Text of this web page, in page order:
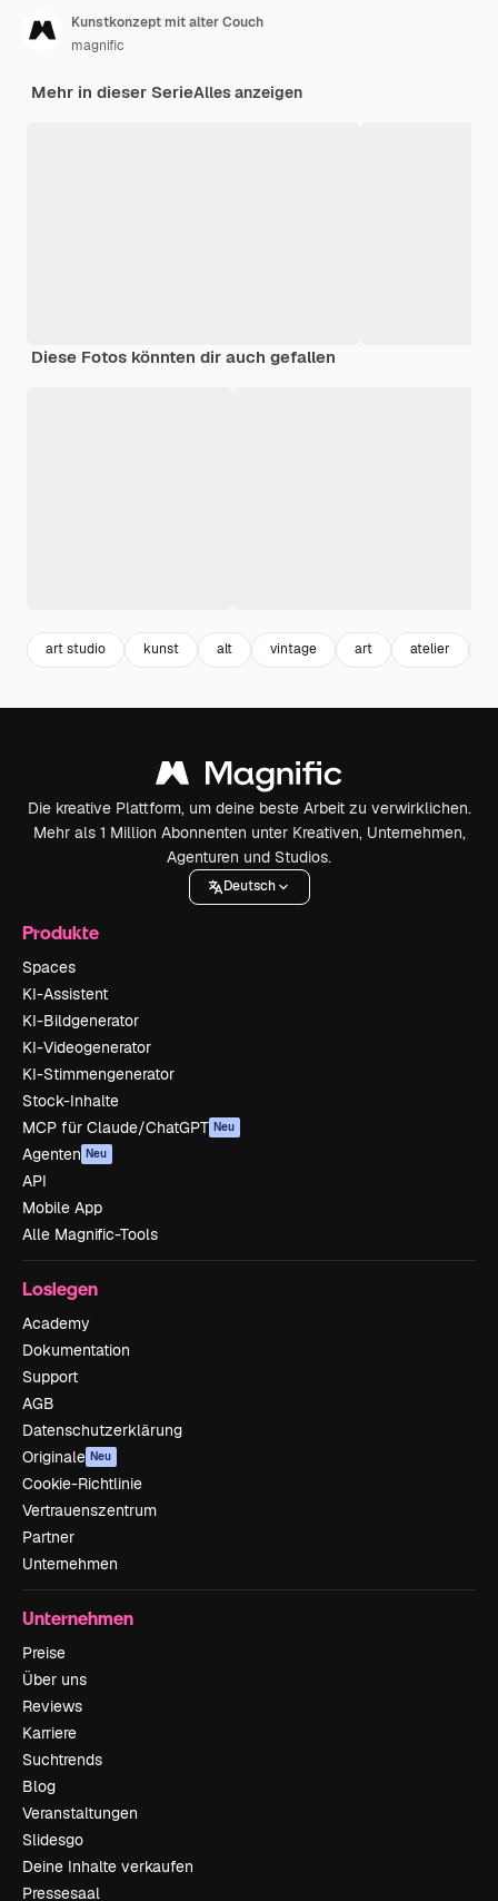
Kunstkonzept mit alter Couch
magnific
Mehr in dieser SerieAlles anzeigen
Diese Fotos könnten dir auch gefallen
art studio kunst alt vintage art atelier
Die kreative Plattform, um deine beste Arbeit zu verwirklichen.
Mehr als 1 Million Abonnenten unter Kreativen, Unternehmen,
Agenturen und Studios.
Deutsch
Produkte
Spaces
KI-Assistent
KI-Bildgenerator
KI-Videogenerator
KI-Stimmengenerator
Stock-Inhalte
MCP für Claude/ChatGPT Neu
Agenten Neu
API
Mobile App
Alle Magnific-Tools
Loslegen
Academy
Dokumentation
Support
AGB
Datenschutzerklärung
Originale Neu
Cookie-Richtlinie
Vertrauenszentrum
Partner
Unternehmen
Unternehmen
Preise
Über uns
Reviews
Karriere
Suchtrends
Blog
Veranstaltungen
Slidesgo
Deine Inhalte verkaufen
Pressesaal